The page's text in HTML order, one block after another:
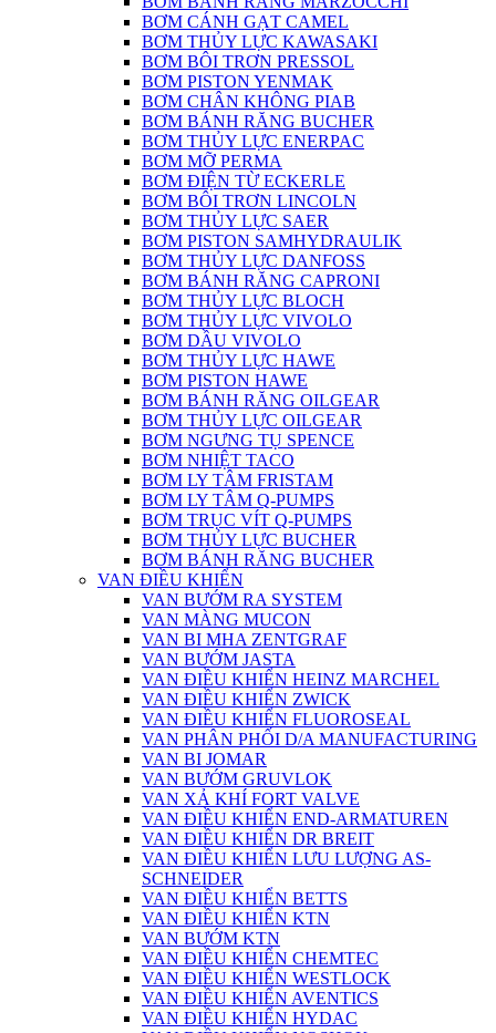
BƠM CÁNH GẠT CAMEL
BƠM THỦY LỰC KAWASAKI
BƠM BÔI TRƠN PRESSOL
BƠM PISTON YENMAK
BƠM CHÂN KHÔNG PIAB
BƠM BÁNH RĂNG BUCHER
BƠM THỦY LỰC ENERPAC
BƠM MỠ PERMA
BƠM ĐIỆN TỪ ECKERLE
BƠM BÔI TRƠN LINCOLN
BƠM THỦY LỰC SAER
BƠM PISTON SAMHYDRAULIK
BƠM THỦY LỰC DANFOSS
BƠM BÁNH RĂNG CAPRONI
BƠM THỦY LỰC BLOCH
BƠM THỦY LỰC VIVOLO
BƠM DẦU VIVOLO
BƠM THỦY LỰC HAWE
BƠM PISTON HAWE
BƠM BÁNH RĂNG OILGEAR
BƠM THỦY LỰC OILGEAR
BƠM NGƯNG TỤ SPENCE
BƠM NHIỆT TACO
BƠM LY TÂM FRISTAM
BƠM LY TÂM Q-PUMPS
BƠM TRỤC VÍT Q-PUMPS
BƠM THỦY LỰC BUCHER
BƠM BÁNH RĂNG BUCHER
VAN ĐIỀU KHIỂN
VAN BƯỚM RA SYSTEM
VAN MÀNG MUCON
VAN BI MHA ZENTGRAF
VAN BƯỚM JASTA
VAN ĐIỀU KHIỂN HEINZ MARCHEL
VAN ĐIỀU KHIỂN ZWICK
VAN ĐIỀU KHIỂN FLUOROSEAL
VAN PHÂN PHỐI D/A MANUFACTURING
VAN BI JOMAR
VAN BƯỚM GRUVLOK
VAN XẢ KHÍ FORT VALVE
VAN ĐIỀU KHIỂN END-ARMATUREN
VAN ĐIỀU KHIỂN DR BREIT
VAN ĐIỀU KHIỂN LƯU LƯỢNG AS-
SCHNEIDER
VAN ĐIỀU KHIỂN BETTS
VAN ĐIỀU KHIỂN KTN
VAN BƯỚM KTN
VAN ĐIỀU KHIỂN CHEMTEC
VAN ĐIỀU KHIỂN WESTLOCK
VAN ĐIỀU KHIỂN AVENTICS
VAN ĐIỀU KHIỂN HYDAC